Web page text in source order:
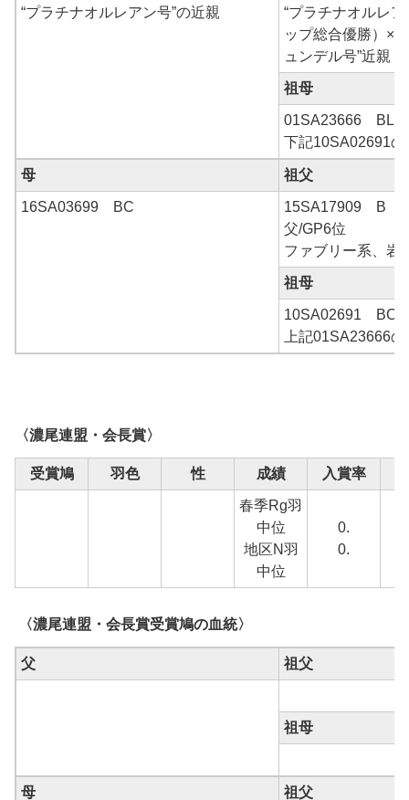
“プラチナオルレアン号”の近親
“プラチナオルレ
ップ総合優勝）×
ュンデル号”近親
祖母
01SA23666
下記10SA02691の
母 祖父
16SA03699 BC
15SA17909 B
父/GP6位
ファブリー系、岩
祖母
10SA02691 BC
上記01SA23666
〈濃尾連盟・会長賞〉
受賞鳩 羽色 性 成績 入賞率
春季Rg羽
中位
地区N羽
中位
0.
0.
〈濃尾連盟・会長賞受賞鳩の血統〉
父 祖父
祖母
母 祖父